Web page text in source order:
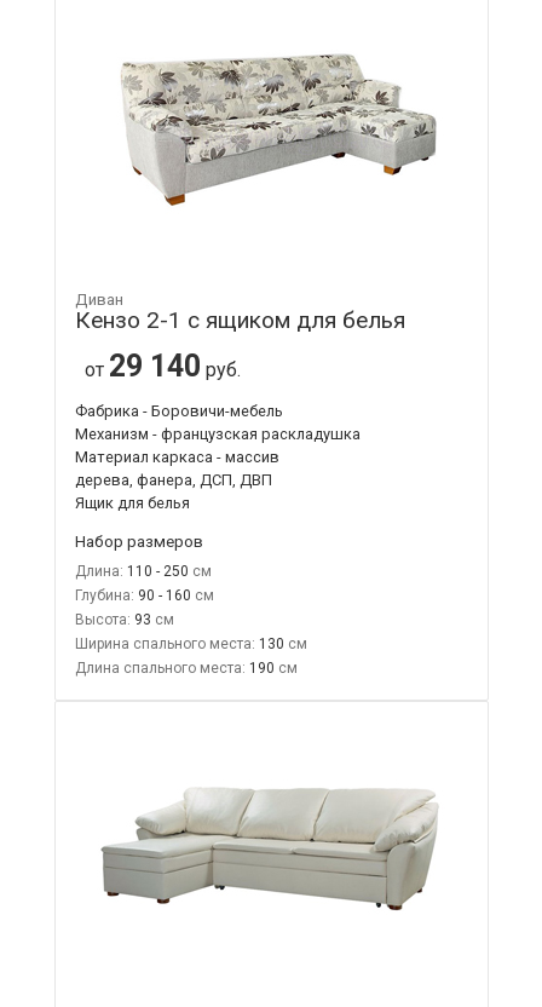
Диван
Кензо 2-1 с ящиком для белья
от 29 140 руб.
Фабрика - Боровичи-мебель
Механизм - французская раскладушка
Материал каркаса - массив
дерева, фанера, ДСП, ДВП
Ящик для белья
Набор размеров
Длина: 110 - 250
Глубина: 90 - 160
Высота: 93
Ширина спального места: 130
Длина спального места: 190